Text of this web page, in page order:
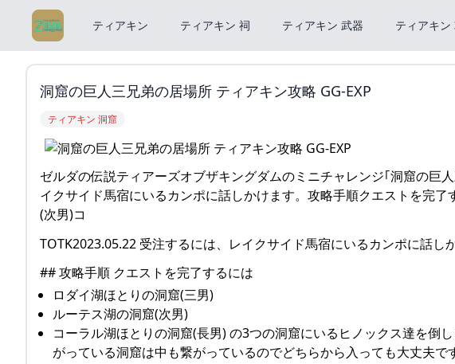
ティアキン ティアキン 祠 ティアキン 武器 ティアキン
洞窟の巨人三兄弟の居場所 ティアキン攻略 GG-EXP
ティアキン 洞窟
ゼルダの伝説ティアーズオブザキングダムのミニチャレンジ｢洞窟の巨
イクサイド馬宿にいるカンポに話しかけます。攻略手順クエストを完
(次男)コ
TOTK2023.05.22 受注するには、レイクサイド馬宿にいるカンポに話しか
## 攻略手順 クエストを完了するには
ロダイ湖ほとりの洞窟(三男)
ルーテス湖の洞窟(次男)
コーラル湖ほとりの洞窟(長男) の3つの洞窟にいるヒノックス達を倒
がっている洞窟は中も繋がっているのでどちらから入っても大丈夫で